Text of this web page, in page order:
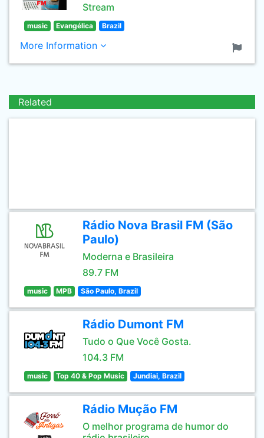
Stream
music Evangélica Brazil
More Information
Related
Rádio Nova Brasil FM (São
Paulo)
Moderna e Brasileira
89.7 FM
music MPB São Paulo, Brazil
Rádio Dumont FM
Tudo o Que Você Gosta.
104.3 FM
music Top 40 & Pop Music Jundiai, Brazil
Rádio Mução FM
O melhor programa de humor do